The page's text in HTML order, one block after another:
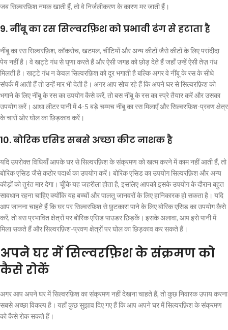
जब सिल्वरफ़िश नमक खाती हैं, तो वे निर्जलीकरण के कारण मर जाती हैं।
9. नींबू का रस सिल्वरफ़िश को प्रभावी ढंग से हटाता है
नींबू का रस सिल्वरफ़िश, कॉकरोच, खटमल, चींटियों और अन्य कीटों जैसे कीटों के लिए पसंदीदा
पेय नहीं है। वे खट्टे गंध से घृणा करते हैं और ऐसी जगह को छोड़ देते हैं जहाँ उन्हें ऐसी तेज़ गंध
मिलती है। खट्टे गंध न केवल सिल्वरफ़िश को दूर भगाती है बल्कि अगर वे नींबू के रस के सीधे
संपर्क में आती हैं तो उन्हें मार भी देती है। अगर आप सोच रहे हैं कि अपने घर से सिल्वरफ़िश को
भगाने के लिए नींबू के रस का उपयोग कैसे करें, तो बस नींबू के रस का स्प्रे तैयार करें और उसका
उपयोग करें। आधा लीटर पानी में 4-5 बड़े चम्मच नींबू का रस मिलाएँ और सिल्वरफ़िश-प्रवण क्षेत्र
के चारों ओर घोल का छिड़काव करें।
10. बोरिक एसिड सबसे अच्छा कीट नाशक है
यदि उपरोक्त विधियाँ आपके घर से सिल्वरफ़िश के संक्रमण को खत्म करने में काम नहीं आती हैं, तो
बोरिक एसिड जैसे कठोर पदार्थ का उपयोग करें। बोरिक एसिड का उपयोग सिल्वरफ़िश और अन्य
कीड़ों को तुरंत मार देगा। चूँकि यह जहरीला होता है, इसलिए आपको इसके उपयोग के दौरान बहुत
सावधान रहना चाहिए क्योंकि यह बच्चों और पालतू जानवरों के लिए हानिकारक हो सकता है। यदि
आप जानना चाहते हैं कि घर पर सिल्वरफ़िश से छुटकारा पाने के लिए बोरिक एसिड का उपयोग कैसे
करें, तो बस प्रभावित क्षेत्रों पर बोरिक एसिड पाउडर छिड़कें। इसके अलावा, आप इसे पानी में
मिला सकते हैं और सिल्वरफ़िश-प्रवण क्षेत्रों पर घोल का छिड़काव कर सकते हैं।
अपने घर में सिल्वरफ़िश के संक्रमण को
कैसे रोकें
अगर आप अपने घर में सिल्वरफ़िश का संक्रमण नहीं देखना चाहते हैं, तो कुछ निवारक उपाय करना
सबसे अच्छा विकल्प है। यहाँ कुछ सुझाव दिए गए हैं कि आप अपने घर में सिल्वरफ़िश के संक्रमण
को कैसे रोक सकते हैं।